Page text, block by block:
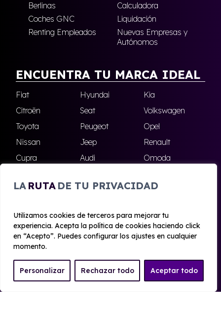
LA RUTA DE TU PRIVACIDAD
Utilizamos cookies de terceros para mejorar tu
experiencia. Acepta la política de cookies haciendo click
en “Acepto”. Puedes configurar los ajustes en cualquier
momento.
Personalizar Rechazar todo Aceptar todo
Berlinas
Calculadora
Coches GNC
Liquidación
Renting Empleados
Nuevas Empresas y
Autónomos
ENCUENTRA TU MARCA IDEAL
Fiat Hyundai
Kia
Citroën
Seat
Volkswagen
Toyota
Peugeot
Opel
Nissan
Jeep
Renault
Cupra
Audi
Omoda
Skoda
Ford Todas las marcas
© 2020 - 2026 Alhambra Renting
Aviso legal y Privacidad